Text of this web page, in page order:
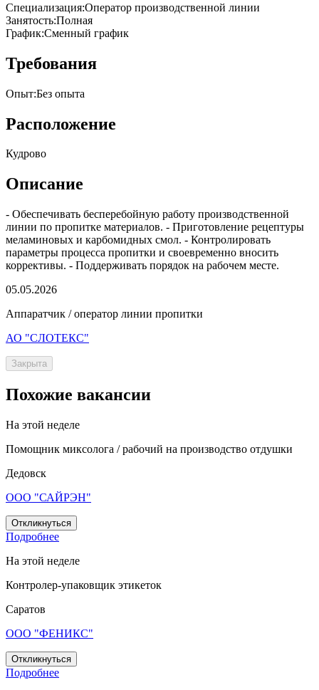
Специализация:Оператор производственной линии
Занятость:Полная
График:Сменный график
Требования
Опыт:Без опыта
Расположение
Кудрово
Описание
- Обеспечивать бесперебойную работу производственной
линии по пропитке материалов. - Приготовление рецептуры
меламиновых и карбомидных смол. - Контролировать
параметры процесса пропитки и своевременно вносить
коррективы. - Поддерживать порядок на рабочем месте.
05.05.2026
Аппаратчик / оператор линии пропитки
АО "СЛОТЕКС"
Закрыта
Похожие вакансии
На этой неделе
Помощник миксолога / рабочий на производство отдушки
Дедовск
ООО "САЙРЭН"
Откликнуться
Подробнее
На этой неделе
Контролер-упаковщик этикеток
Саратов
ООО "ФЕНИКС"
Откликнуться
Подробнее